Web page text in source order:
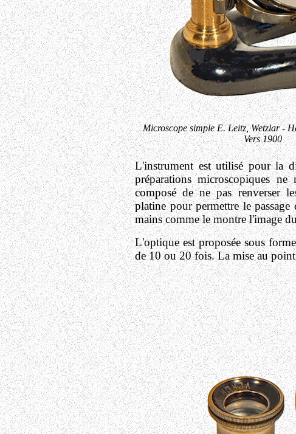
Microscope simple E. Leitz, Wetzlar -
Vers 1900
L'instrument est utilisé pour la
préparations microscopiques
composé de ne pas renverser
platine pour permettre le
mains comme le montre l'image
L'optique est proposée sous
de 10 ou 20 fois. La mise au